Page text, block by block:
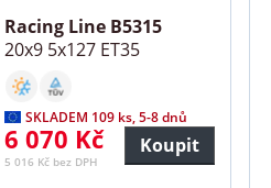
Racing Line B5315
20x9 5x127 ET35
SKLADEM 109 ks, 5-8 dnů
6 070 Kč
5 016 Kč bez DPH
Koupit